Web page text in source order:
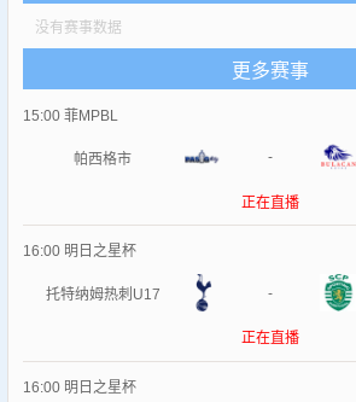
没有赛事数据
更多赛事
15:00 菲MPBL
帕西格市 -
正在直播
16:00 明日之星杯
托特纳姆热刺U17 -
正在直播
16:00 明日之星杯